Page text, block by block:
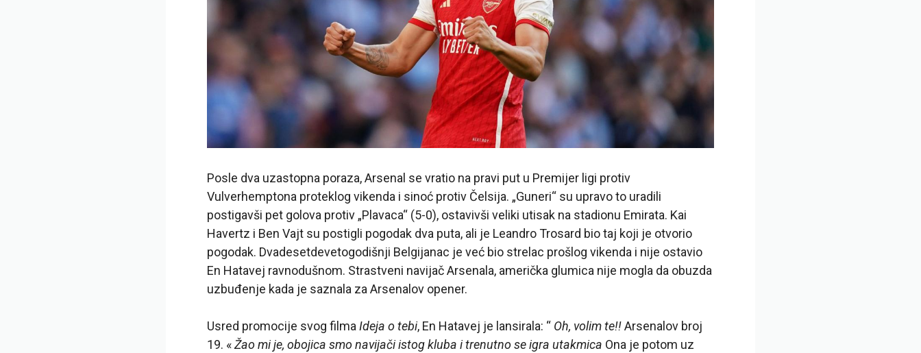
Posle dva uzastopna poraza, Arsenal se vratio na pravi put u Premijer ligi protiv
Vulverhemptona proteklog vikenda i sinoć protiv Čelsija. „Guneri“ su upravo to uradili
postigavši pet golova protiv „Plavaca“ (5-0), ostavivši veliki utisak na stadionu Emirata. Kai
Havertz i Ben Vajt su postigli pogodak dva puta, ali je Leandro Trosard bio taj koji je otvorio
pogodak. Dvadesetdevetogodišnji Belgijanac je već bio strelac prošlog vikenda i nije ostavio
En Hatavej ravnodušnom. Strastveni navijač Arsenala, američka glumica nije mogla da obuzda
uzbuđenje kada je saznala za Arsenalov opener.
Usred promocije svog filma Ideja o tebi, En Hatavej je lansirala: “ Oh, volim te!!Arsenalov broj
19. «Žao mi je, obojica smo navijači istog kluba i trenutno se igra utakmica Ona je potom uz